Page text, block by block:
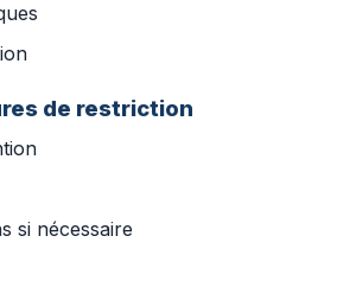
de restriction
si nécessaire